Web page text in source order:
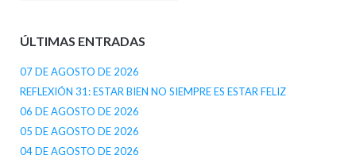
ÚLTIMAS ENTRADAS
07 DE AGOSTO DE 2026
REFLEXIÓN 31: ESTAR BIEN NO SIEMPRE ES ESTAR FELIZ
06 DE AGOSTO DE 2026
05 DE AGOSTO DE 2026
04 DE AGOSTO DE 2026